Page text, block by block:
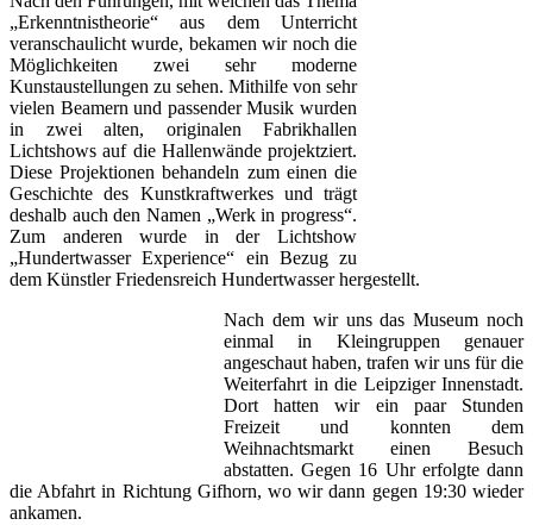
„Erkenntnistheorie“ aus dem Unterricht
veranschaulicht wurde, bekamen wir noch die
Möglichkeiten zwei sehr moderne
Kunstaustellungen zu sehen. Mithilfe von sehr
vielen Beamern und passender Musik wurden
in zwei alten, originalen Fabrikhallen
Lichtshows auf die Hallenwände projektziert.
Diese Projektionen behandeln zum einen die
Geschichte des Kunstkraftwerkes und trägt
deshalb auch den Namen „Werk in progress“.
Zum anderen wurde in der Lichtshow
„Hundertwasser Experience“ ein Bezug zu
dem Künstler Friedensreich Hundertwasser hergestellt.
Nach dem wir uns das Museum noch
einmal in Kleingruppen genauer
angeschaut haben, trafen wir uns für die
Weiterfahrt in die Leipziger Innenstadt.
Dort hatten wir ein paar Stunden
Freizeit und konnten dem
Weihnachtsmarkt einen Besuch
abstatten. Gegen 16 Uhr erfolgte dann
die Abfahrt in Richtung Gifhorn, wo wir dann gegen 19:30 wieder
ankamen.